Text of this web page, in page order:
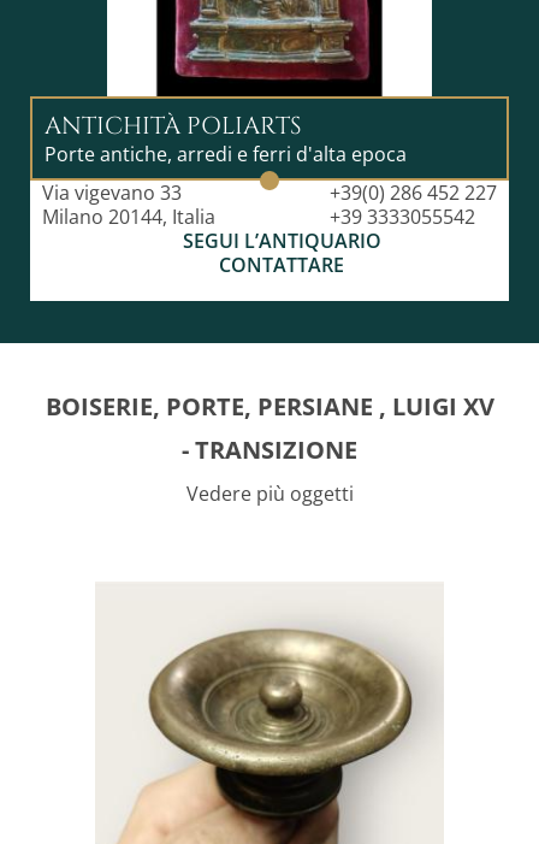
ANTICHITÀ POLIARTS
Porte antiche, arredi e ferri d'alta epoca
Via vigevano 33
Milano 20144, Italia
+39(0) 286 452 227
+39 3333055542
SEGUI L’ANTIQUARIO
CONTATTARE
BOISERIE, PORTE, PERSIANE , LUIGI XV
- TRANSIZIONE
Vedere più oggetti